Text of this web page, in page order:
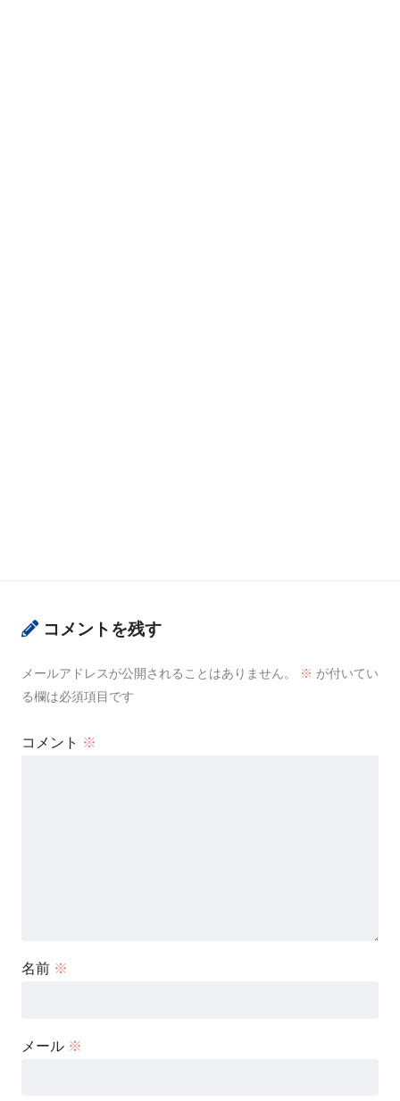
コメントを残す
メールアドレスが公開されることはありません。 ※ が付いてい
る欄は必須項目です
コメント ※
名前 ※
メール ※